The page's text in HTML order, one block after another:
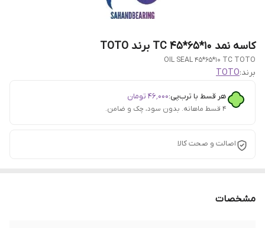
کاسه نمد 10*65*45 TC برند TOTO
OIL SEAL 45*65*10 TC TOTO
برند:TOTO
هر قسط با ترب‌پی:۴۶٬۰۰۰ تومان
۴ قسط ماهانه. بدون سود، چک و ضامن.
اصالت و صحت کالا
مشخصات